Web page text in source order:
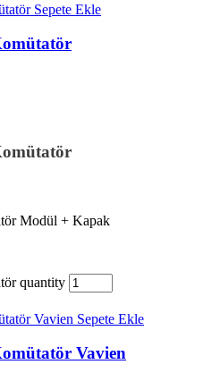
Sepete Ekle
Modül + Kapak
quantity
Sepete Ekle
Vavien